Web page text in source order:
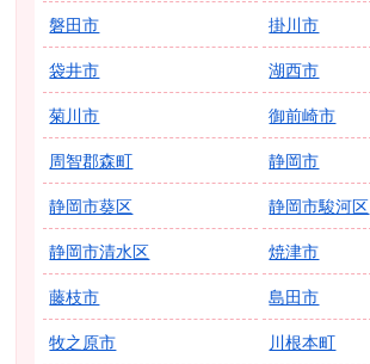
磐田市 掛川市
袋井市 湖西市
菊川市 御前崎市
周智郡森町 静岡市
静岡市葵区 静岡市駿河区
静岡市清水区 焼津市
藤枝市 島田市
牧之原市 川根本町